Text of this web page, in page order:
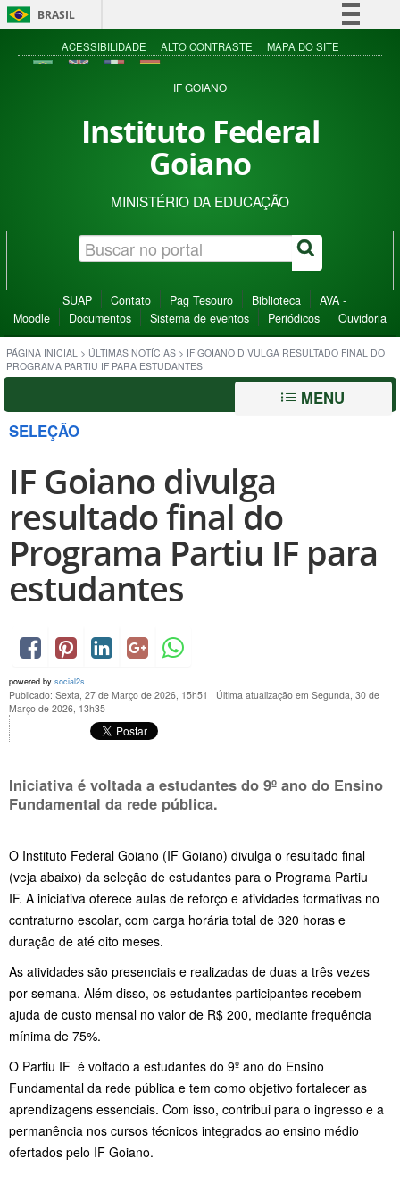
BRASIL
Simplifique!
Acesso à informação
ACESSIBILIDADE ALTO CONTRASTE MAPA DO SITE
IF GOIANO
Instituto Federal
Goiano
MINISTÉRIO DA EDUCAÇÃO
SUAP Contato Pag Tesouro Biblioteca
AVA -
Moodle
Documentos Sistema de eventos Periódicos Ouvidoria
PÁGINA INICIAL > ÚLTIMAS NOTÍCIAS > IF GOIANO DIVULGA RESULTADO FINAL DO
PROGRAMA PARTIU IF PARA ESTUDANTES
MENU
SELEÇÃO
IF Goiano divulga
resultado final do
Programa Partiu IF para
estudantes
powered by social2s
Publicado: Sexta, 27 de Março de 2026, 15h51 | Última atualização em Segunda, 30 de
Março de 2026, 13h35
Iniciativa é voltada a estudantes do 9º ano do Ensino
Fundamental da rede pública.
O Instituto Federal Goiano (IF Goiano) divulga o resultado final
(veja abaixo) da seleção de estudantes para o Programa Partiu
IF. A iniciativa oferece aulas de reforço e atividades formativas no
contraturno escolar, com carga horária total de 320 horas e
duração de até oito meses.
As atividades são presenciais e realizadas de duas a três vezes
por semana. Além disso, os estudantes participantes recebem
ajuda de custo mensal no valor de R$ 200, mediante frequência
mínima de 75%.
O Partiu IF é voltado a estudantes do 9º ano do Ensino
Fundamental da rede pública e tem como objetivo fortalecer as
aprendizagens essenciais. Com isso, contribui para o ingresso e a
permanência nos cursos técnicos integrados ao ensino médio
ofertados pelo IF Goiano.